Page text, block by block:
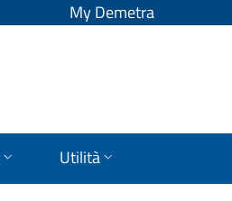
My Demetra
Utilità